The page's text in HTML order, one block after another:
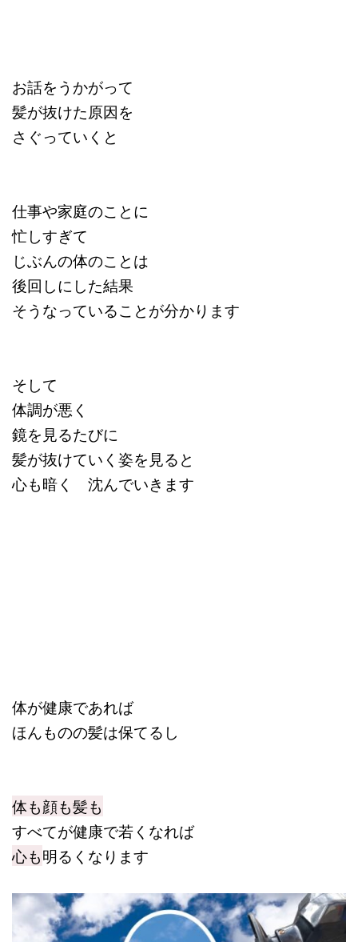
お話をうかがって
髪が抜けた原因を
さぐっていくと
仕事や家庭のことに
忙しすぎて
じぶんの体のことは
後回しにした結果
そうなっていることが分かります
そして
体調が悪く
鏡を見るたびに
髪が抜けていく姿を見ると
心も暗く 沈んでいきます
体が健康であれば
ほんものの髪は保てるし
体も顔も髪も
すべてが健康で若くなれば
心も明るくなります